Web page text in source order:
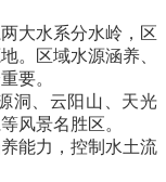
大水系分水岭，区
。区域水源涵养、
要。
、云阳山、天光
风景名胜区。
能力，控制水土流